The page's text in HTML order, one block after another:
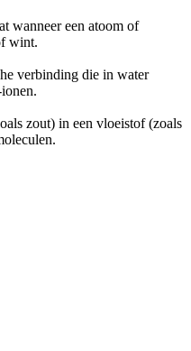
wanneer een atoom of
wint.
verbinding die in water
zout) in een vloeistof (zoals